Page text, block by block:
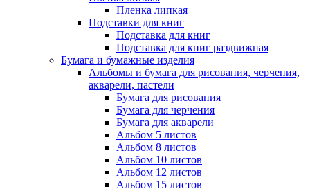
Пленка липкая
Подставки для книг
Подставка для книг
Подставка для книг раздвижная
Бумага и бумажные изделия
Альбомы и бумага для рисования, черчения,
акварели, пастели
Бумага для рисования
Бумага для черчения
Бумага для акварели
Альбом 5 листов
Альбом 8 листов
Альбом 10 листов
Альбом 12 листов
Альбом 15 листов